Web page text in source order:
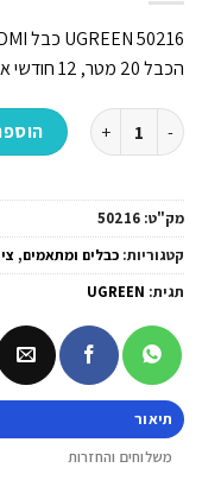
הכבל 20 מטר, 12 חודשי אחריות ע”י דיירקט גרופ לעסקים.
כמות של כבל HDMI אופטי אורך הכבל 20 מטר יוגרין UGREEN | 50216 | HDR | 12bit | 3D | 18Gbps | 4K 60HZ | HDMI Fiber Optic Cable
מק"ט: 50216
קטגוריות: כבלים ומתאמים,
תגית: UGREEN
תיאור
משלוחים והחזרות